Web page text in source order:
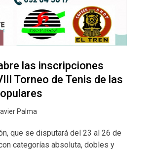
las inscripciones
Torneo de Tenis de las
Palma
que se disputará del 23 al 26 de
categorías absoluta, dobles y